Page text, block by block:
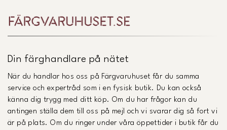
Din färghandlare på nätet
När du handlar hos oss på Färgvaruhuset får du samma
service och expertråd som i en fysisk butik. Du kan också
känna dig trygg med ditt köp. Om du har frågor kan du
antingen ställa dem till oss på mejl och vi svarar dig så fort vi
är på plats. Om du ringer under våra öppettider i butik får du